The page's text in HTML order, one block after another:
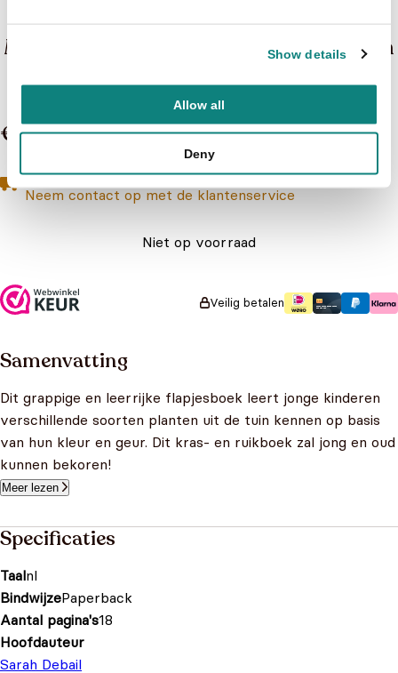
Show details
Allow all
Deny
Sarah Debail
Mijn eerste boek over geuren en kleuren
€ 7,99
Geen boeken meer op voorraadToch geïnteresseerd?
Neem contact op met de klantenservice
Niet op voorraad
Veilig betalen
Samenvatting
Dit grappige en leerrijke flapjesboek leert jonge kinderen
verschillende soorten planten uit de tuin kennen op basis
van hun kleur en geur. Dit kras- en ruikboek zal jong en oud
kunnen bekoren!
Meer lezen
Specificaties
Taalnl
BindwijzePaperback
Aantal pagina's18
Hoofdauteur
Sarah Debail